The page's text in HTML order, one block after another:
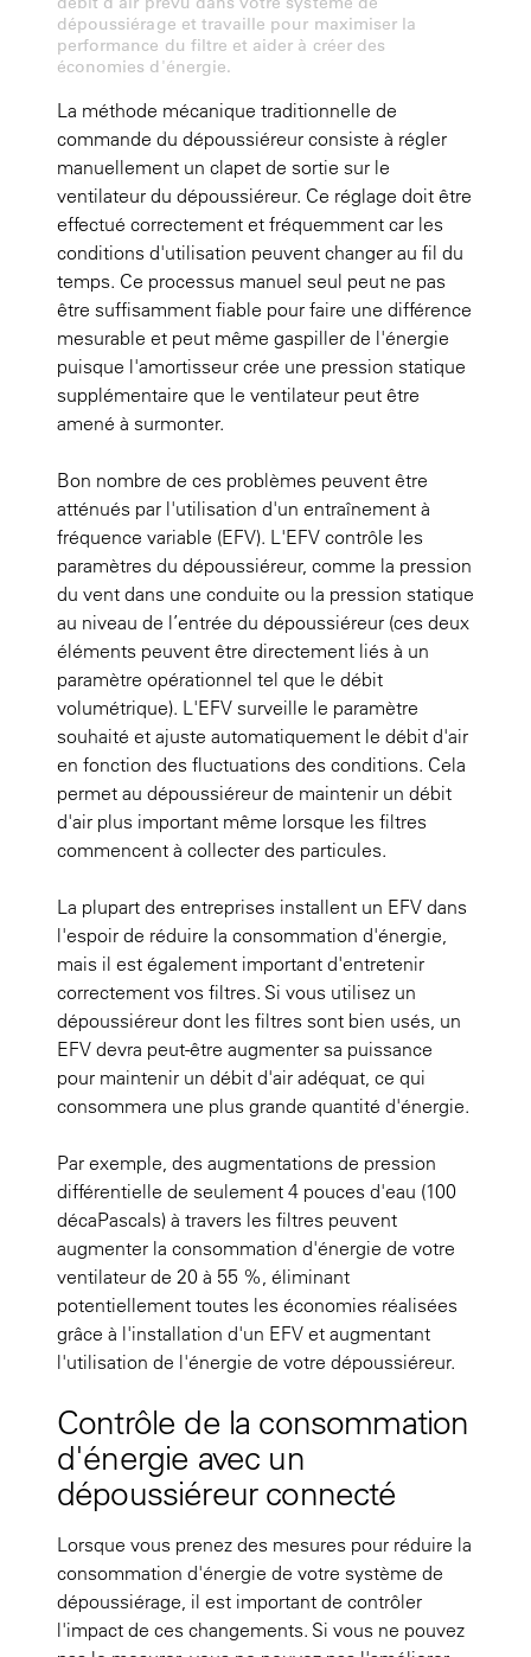
dépoussiérage et travaille pour maximiser la
performance du filtre et aider à créer des
économies d'énergie.
La méthode mécanique traditionnelle de
commande du dépoussiéreur consiste à régler
manuellement un clapet de sortie sur le
ventilateur du dépoussiéreur. Ce réglage doit être
effectué correctement et fréquemment car les
conditions d'utilisation peuvent changer au fil du
temps. Ce processus manuel seul peut ne pas
être suffisamment fiable pour faire une différence
mesurable et peut même gaspiller de l'énergie
puisque l'amortisseur crée une pression statique
supplémentaire que le ventilateur peut être
amené à surmonter.
Bon nombre de ces problèmes peuvent être
atténués par l'utilisation d'un entraînement à
fréquence variable (EFV). L'EFV contrôle les
paramètres du dépoussiéreur, comme la pression
du vent dans une conduite ou la pression statique
au niveau de l’entrée du dépoussiéreur (ces deux
éléments peuvent être directement liés à un
paramètre opérationnel tel que le débit
volumétrique). L'EFV surveille le paramètre
souhaité et ajuste automatiquement le débit d'air
en fonction des fluctuations des conditions. Cela
permet au dépoussiéreur de maintenir un débit
d'air plus important même lorsque les filtres
commencent à collecter des particules.
La plupart des entreprises installent un EFV dans
l'espoir de réduire la consommation d'énergie,
mais il est également important d'entretenir
correctement vos filtres. Si vous utilisez un
dépoussiéreur dont les filtres sont bien usés, un
EFV devra peut-être augmenter sa puissance
pour maintenir un débit d'air adéquat, ce qui
consommera une plus grande quantité d'énergie.
Par exemple, des augmentations de pression
différentielle de seulement 4 pouces d'eau (100
décaPascals) à travers les filtres peuvent
augmenter la consommation d'énergie de votre
ventilateur de 20 à 55 %, éliminant
potentiellement toutes les économies réalisées
grâce à l'installation d'un EFV et augmentant
l'utilisation de l'énergie de votre dépoussiéreur.
Contrôle de la consommation
d'énergie avec un
dépoussiéreur connecté
Lorsque vous prenez des mesures pour réduire la
consommation d'énergie de votre système de
dépoussiérage, il est important de contrôler
l'impact de ces changements. Si vous ne pouvez